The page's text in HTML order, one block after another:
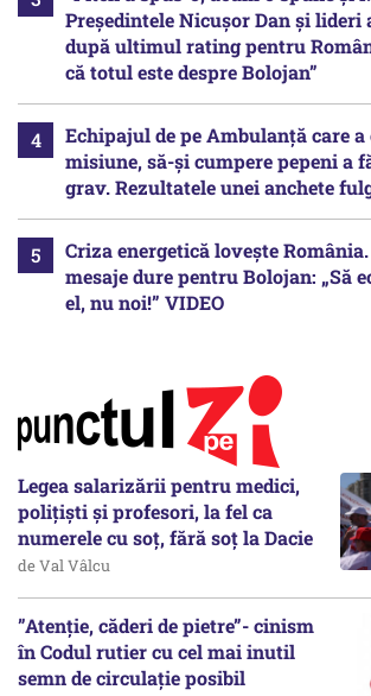
Președintele Nicușor Dan și lideri
după ultimul rating pentru
că totul este despre Bolojan”
Echipajul de pe Ambulanță care
misiune, să-și cumpere pepeni a
grav. Rezultatele unei anchete
Criza energetică lovește
mesaje dure pentru Bolojan: „Să
el, nu noi!” VIDEO
Legea salarizării pentru medici,
polițiști și profesori, la fel ca
numerele cu soț, fără soț la Dacie
de Val Vâlcu
”Atenție, căderi de pietre”- cinism
în Codul rutier cu cel mai inutil
semn de circulație posibil